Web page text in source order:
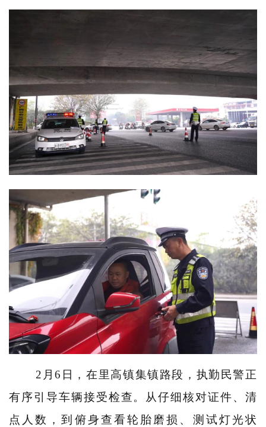
2月6日，在里高镇集镇路段，执勤民警正
有序引导车辆接受检查。从仔细核对证件、清
点人数，到俯身查看轮胎磨损、测试灯光状